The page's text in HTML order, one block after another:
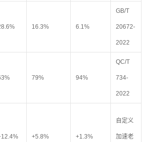
16.3% 6.1%
GB/T
20672-
2022
79% 94%
QC/T
734-
2022
+5.8% +1.3%
自定义
加速老